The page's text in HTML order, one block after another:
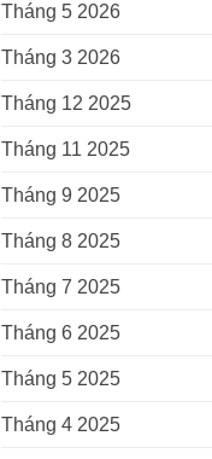
Tháng 5 2026
Tháng 3 2026
Tháng 12 2025
Tháng 11 2025
Tháng 9 2025
Tháng 8 2025
Tháng 7 2025
Tháng 6 2025
Tháng 5 2025
Tháng 4 2025